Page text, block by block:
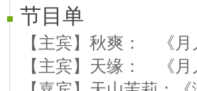
节目单
【主宾】秋爽： 《
【主宾】天缘： 《